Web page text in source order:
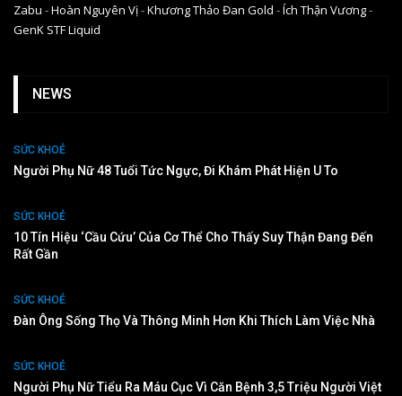
Zabu -Hoàn Nguyên Vị-Khương Thảo Đan Gold -Ích Thận Vương-
GenK STF Liquid
NEWS
SỨC KHOẺ
Người Phụ Nữ 48 Tuổi Tức Ngực, Đi Khám Phát Hiện U To
SỨC KHOẺ
10 Tín Hiệu ‘cầu Cứu’ Của Cơ Thể Cho Thấy Suy Thận Đang Đến
Rất Gần
SỨC KHOẺ
Đàn Ông Sống Thọ Và Thông Minh Hơn Khi Thích Làm Việc Nhà
SỨC KHOẺ
Người Phụ Nữ Tiểu Ra Máu Cục Vì Căn Bệnh 3,5 Triệu Người Việt